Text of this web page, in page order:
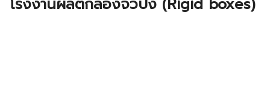
โรงงานผลิตกล่องจั่วปัง (Rigid boxes)